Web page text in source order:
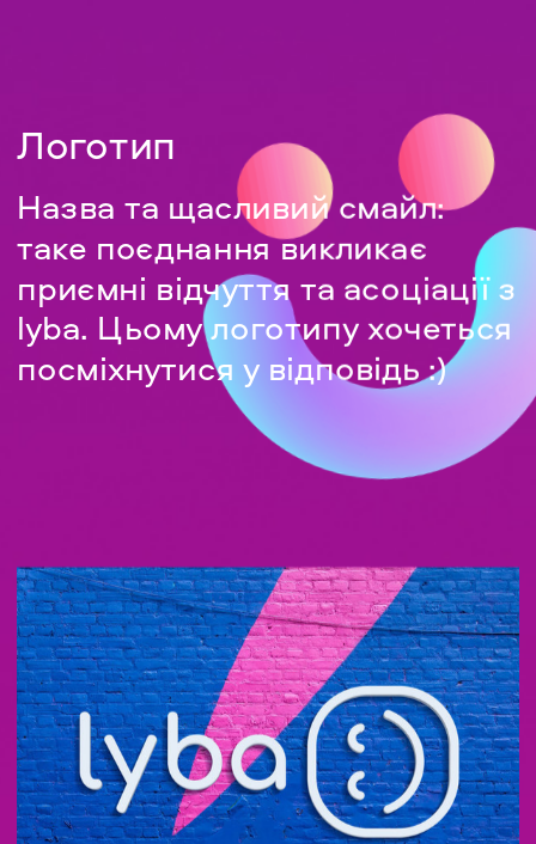
Логотип
Назва та щасливий смайл:
таке поєднання викликає
приємні відчуття та асоціації з
lyba. Цьому логотипу хочеться
посміхнутися у відповідь :)